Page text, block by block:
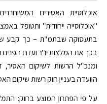
אוכלוסיית האסירים
"אוכלוסייה ייחודית" ותטופל
בתעסוקה שבתמ"ת – כך קבע
בכך את המלצות יו"ר ועדת
ומנכ"ל הרשות לשיקום האסיר,
הוועדה בעניין חוק רשות שיקום
על פי הפתרון המוצע בחוק: